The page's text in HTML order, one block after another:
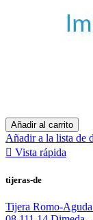
Añadir al carrito
Añadir a la lista de
 Vista rápida
tijeras-de
Tijera Romo-